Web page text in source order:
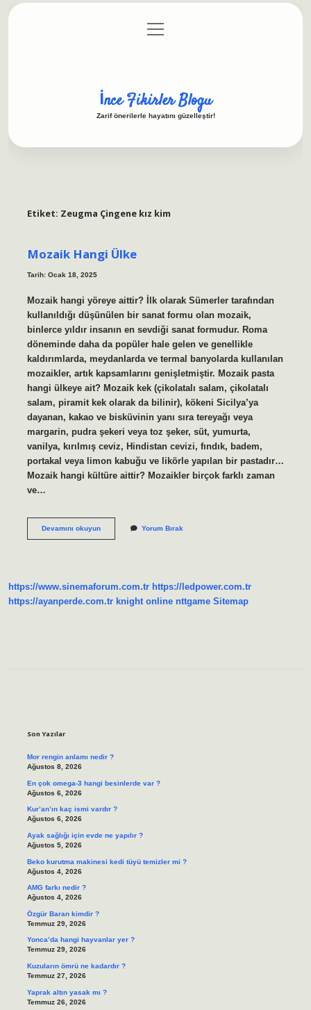
Gizlilik Politikası
menüyü
aç
İnce Fikirler Blogu
Zarif önerilerle hayatını güzelleştir!
Etiket: Zeugma Çingene kız kim
Mozaik Hangi Ülke
Tarih: Ocak 18, 2025
Mozaik hangi yöreye aittir? İlk olarak Sümerler tarafından
kullanıldığı düşünülen bir sanat formu olan mozaik,
binlerce yıldır insanın en sevdiği sanat formudur. Roma
döneminde daha da popüler hale gelen ve genellikle
kaldırımlarda, meydanlarda ve termal banyolarda kullanılan
mozaikler, artık kapsamlarını genişletmiştir. Mozaik pasta
hangi ülkeye ait? Mozaik kek (çikolatalı salam, çikolatalı
salam, piramit kek olarak da bilinir), kökeni Sicilya’ya
dayanan, kakao ve bisküvinin yanı sıra tereyağı veya
margarin, pudra şekeri veya toz şeker, süt, yumurta,
vanilya, kırılmış ceviz, Hindistan cevizi, fındık, badem,
portakal veya limon kabuğu ve likörle yapılan bir pastadır…
Mozaik hangi kültüre aittir? Mozaikler birçok farklı zaman
ve…
Devamını okuyunMozaik
Yorum Bırak
https://www.sinemaforum.com.tr https://ledpower.com.tr
https://ayanperde.com.tr knight online nttgame Sitemap
Son Yazılar
Mor rengin anlamı nedir ?
Ağustos 8, 2026
En çok omega-3 hangi besinlerde var ?
Ağustos 6, 2026
Kur’an’ın kaç ismi vardır ?
Ağustos 6, 2026
Ayak sağlığı için evde ne yapılır ?
Ağustos 5, 2026
Beko kurutma makinesi kedi tüyü temizler mi ?
Ağustos 4, 2026
AMG farkı nedir ?
Ağustos 4, 2026
Özgür Baran kimdir ?
Temmuz 29, 2026
Yonca’da hangi hayvanlar yer ?
Temmuz 29, 2026
Kuzuların ömrü ne kadardır ?
Temmuz 27, 2026
Yaprak altın yasak mı ?
Temmuz 26, 2026